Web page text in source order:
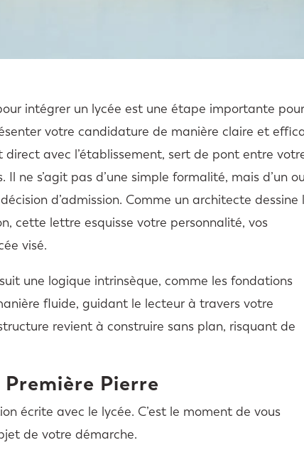
intégrer un lycée est une étape importante pour
votre candidature de manière claire et
avec l’établissement, sert de pont entre
ne s’agit pas d’une simple formalité, mais d’un
d’admission. Comme un architecte dessine
cette lettre esquisse votre personnalité, vos
visé.
une logique intrinsèque, comme les fondations
fluide, guidant le lecteur à travers votre
revient à construire sans plan, risquant de
Pierre
écrite avec le lycée. C’est le moment de vous
de votre démarche.